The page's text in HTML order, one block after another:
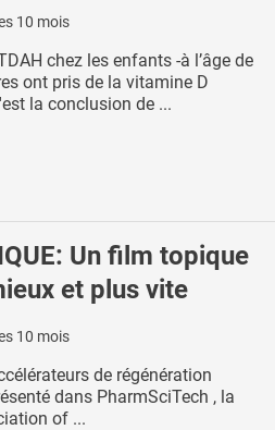
10 mois
chez les enfants -à l’âge de
ont pris de la vitamine D
la conclusion de ...
Un film topique
et plus vite
10 mois
de régénération
dans PharmSciTech , la
of ...